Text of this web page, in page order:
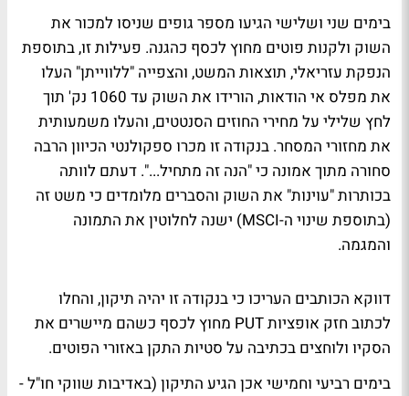
בימים שני ושלישי הגיעו מספר גופים שניסו למכור את
השוק ולקנות פוטים מחוץ לכסף כהגנה. פעילות זו, בתוספת
הנפקת עזריאלי, תוצאות המשט, והצפייה "ללווייתן" העלו
את מפלס אי הודאות, הורידו את השוק עד 1060 נק' תוך
לחץ שלילי על מחירי החוזים הסנטטים, והעלו משמעותית
את מחזורי המסחר. בנקודה זו מכרו ספקולנטי הכיוון הרבה
סחורה מתוך אמונה כי "הנה זה מתחיל...". דעתם לוותה
בכותרות "עוינות" את השוק והסברים מלומדים כי משט זה
(בתוספת שינוי ה-MSCI) ישנה לחלוטין את התמונה
והמגמה.
דווקא הכותבים העריכו כי בנקודה זו יהיה תיקון, והחלו
לכתוב חזק אופציות PUT מחוץ לכסף כשהם מיישרים את
הסקיו ולוחצים בכתיבה על סטיות התקן באזורי הפוטים.
בימים רביעי וחמישי אכן הגיע התיקון (באדיבות שווקי חו"ל -